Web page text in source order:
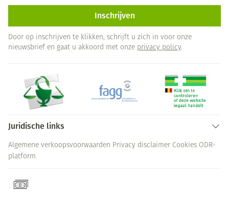
Inschrijven
Door op inschrijven te klikken, schrijft u zich in voor onze
nieuwsbrief en gaat u akkoord met onze privacy policy.
Juridische links
Algemene verkoopsvoorwaarden Privacy disclaimer Cookies ODR-
platform